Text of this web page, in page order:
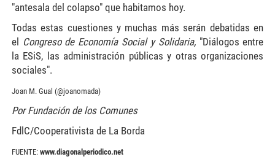
"antesala del colapso" que habitamos hoy.
Todas estas cuestiones y muchas más serán debatidas en
el Congreso de Economía Social y Solidaria, "Diálogos entre
la ESiS, las administración públicas y otras organizaciones
sociales".
Joan M. Gual (@joanomada)
Por Fundación de los Comunes
FdlC/Cooperativista de La Borda
FUENTE: www.diagonalperiodico.net